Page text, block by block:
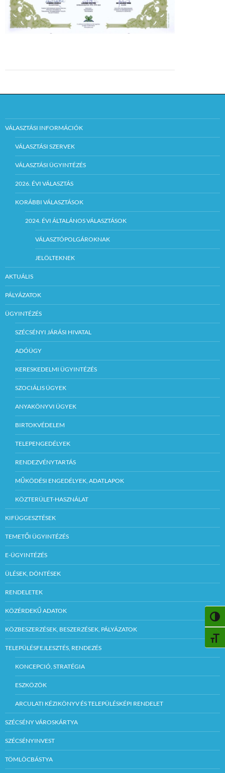
VÁLASZTÁSI INFORMÁCIÓK
VÁLASZTÁSI SZERVEK
VÁLASZTÁSI ÜGYINTÉZÉS
2026. ÉVI VÁLASZTÁS
KORÁBBI VÁLASZTÁSOK
2024. ÉVI ÁLTALÁNOS VÁLASZTÁSOK
VÁLASZTÓPOLGÁROKNAK
JELÖLTEKNEK
AKTUÁLIS
PÁLYÁZATOK
ÜGYINTÉZÉS
SZÉCSÉNYI JÁRÁSI HIVATAL
ADÓÜGY
KERESKEDELMI ÜGYINTÉZÉS
SZOCIÁLIS ÜGYEK
ANYAKÖNYVI ÜGYEK
BIRTOKVÉDELEM
TELEPENGEDÉLYEK
RENDEZVÉNYTARTÁS
MŰKÖDÉSI ENGEDÉLYEK, ADATLAPOK
KÖZTERÜLET-HASZNÁLAT
KIFÜGGESZTÉSEK
TEMETŐI ÜGYINTÉZÉS
E-ÜGYINTÉZÉS
ÜLÉSEK, DÖNTÉSEK
RENDELETEK
KÖZÉRDEKŰ ADATOK
KÖZBESZERZÉSEK, BESZERZÉSEK, PÁLYÁZATOK
TELEPÜLÉSFEJLESZTÉS, RENDEZÉS
KONCEPCIÓ, STRATÉGIA
ESZKÖZÖK
ARCULATI KÉZIKÖNYV ÉS TELEPÜLÉSKÉPI RENDELET
SZÉCSÉNY VÁROSKÁRTYA
SZÉCSÉNYINVEST
TÖMLÖCBÁSTYA